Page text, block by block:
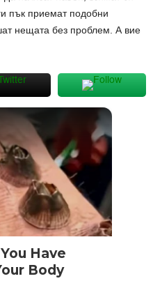
пък приемат подобни
нещата без проблем. А вие
Have
Body